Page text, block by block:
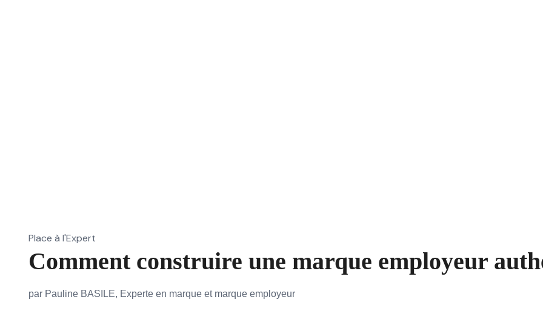
Place à l'Expert
Comment construire une marque employeur
par Pauline BASILE, Experte en marque et marque employeur